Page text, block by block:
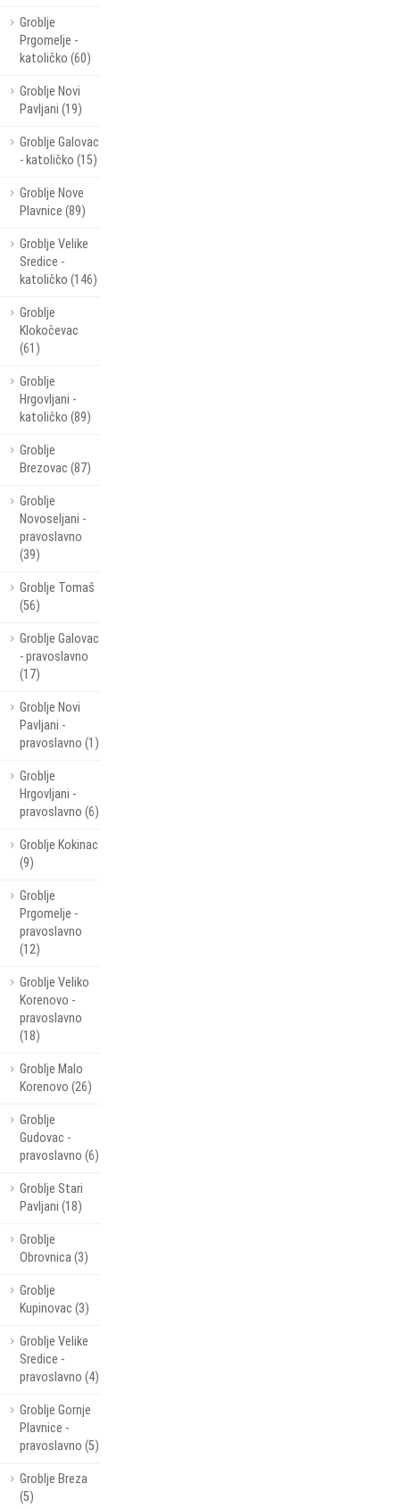
Groblje
Prgomelje -
katoličko (60)
Groblje Novi
Pavljani (19)
Groblje Galovac
- katoličko (15)
Groblje Nove
Plavnice (89)
Groblje Velike
Sredice -
katoličko (146)
Groblje
Klokočevac
(61)
Groblje
Hrgovljani -
katoličko (89)
Groblje
Brezovac (87)
Groblje
Novoseljani -
pravoslavno
(39)
Groblje Tomaš
(56)
Groblje Galovac
- pravoslavno
(17)
Groblje Novi
Pavljani -
pravoslavno (1)
Groblje
Hrgovljani -
pravoslavno (6)
Groblje Kokinac
(9)
Groblje
Prgomelje -
pravoslavno
(12)
Groblje Veliko
Korenovo -
pravoslavno
(18)
Groblje Malo
Korenovo (26)
Groblje
Gudovac -
pravoslavno (6)
Groblje Stari
Pavljani (18)
Groblje
Obrovnica (3)
Groblje
Kupinovac (3)
Groblje Velike
Sredice -
pravoslavno (4)
Groblje Gornje
Plavnice -
pravoslavno (5)
Groblje Breza
(5)